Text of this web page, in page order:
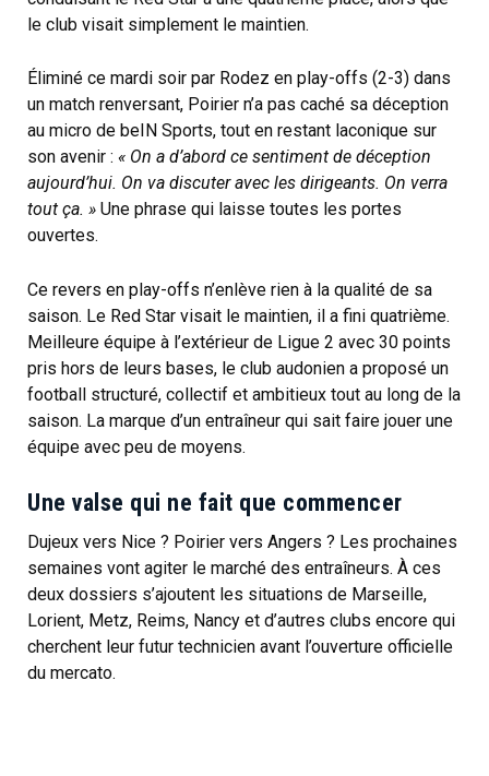
le club visait simplement le maintien.
Éliminé ce mardi soir par Rodez en play-offs (2-3) dans
un match renversant, Poirier n’a pas caché sa déception
au micro de beIN Sports, tout en restant laconique sur
son avenir : « On a d’abord ce sentiment de déception
aujourd’hui. On va discuter avec les dirigeants. On verra
tout ça. » Une phrase qui laisse toutes les portes
ouvertes.
Ce revers en play-offs n’enlève rien à la qualité de sa
saison. Le Red Star visait le maintien, il a fini quatrième.
Meilleure équipe à l’extérieur de Ligue 2 avec 30 points
pris hors de leurs bases, le club audonien a proposé un
football structuré, collectif et ambitieux tout au long de la
saison. La marque d’un entraîneur qui sait faire jouer une
équipe avec peu de moyens.
Une valse qui ne fait que commencer
Dujeux vers Nice ? Poirier vers Angers ? Les prochaines
semaines vont agiter le marché des entraîneurs. À ces
deux dossiers s’ajoutent les situations de Marseille,
Lorient, Metz, Reims, Nancy et d’autres clubs encore qui
cherchent leur futur technicien avant l’ouverture officielle
du mercato.